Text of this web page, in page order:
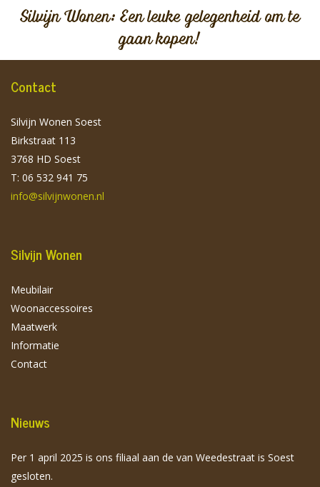
Silvijn Wonen: Een leuke gelegenheid om te
gaan kopen!
Contact
Silvijn Wonen Soest
Birkstraat 113
3768 HD Soest
T: 06 532 941 75
info@silvijnwonen.nl
Silvijn Wonen
Meubilair
Woonaccessoires
Maatwerk
Informatie
Contact
Nieuws
Per 1 april 2025 is ons filiaal aan de van Weedestraat is Soest
gesloten.